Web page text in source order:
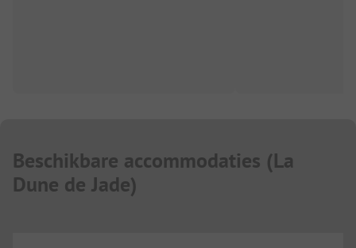
Beschikbare accommodaties (La
Dune de Jade)